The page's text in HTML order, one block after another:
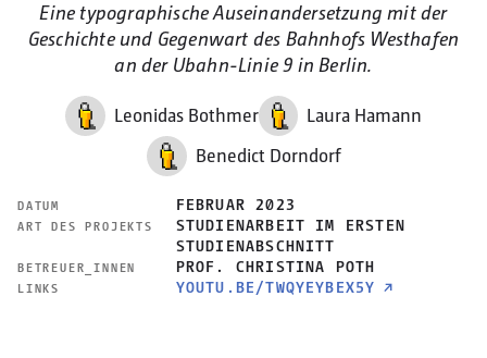
Eine typographische Auseinandersetzung mit der
Geschichte und Gegenwart des Bahnhofs Westhafen
an der Ubahn-Linie 9 in Berlin.
Leonidas Bothmer
Laura Hamann
Benedict Dorndorf
DATUM FEBRUAR 2023
ART DES PROJEKTS
STUDIENARBEIT IM ERSTEN
STUDIENABSCHNITT
BETREUER_INNEN PROF. CHRISTINA POTH
LINKS YOUTU.BE/TWQYEYBEX5Y ↗